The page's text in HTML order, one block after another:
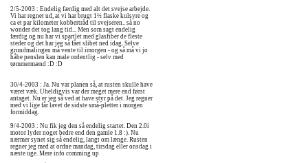
2/5-2003 : Endelig færdig med alt det svejse arbejde.
Vi har regnet ud, at vi har brugt 1½ flaske kulsyre og
ca et par kilometer kobbertråd til svejseren.. så no
wonder det tog lang tid... Men som sagt endelig
færdig og nu har vi spartlet med glasfiber de fleste
steder og det har jeg så fået slibet ned idag. Selve
grundmalingen må vente til imorgen - og så må vi jo
håbe penslen kan male ordentlig - selv med
tømmermænd :D :D
30/4-2003 : Ja. Nu var planen så, at rusten skulle have
været væk. Uheldigvis var der meget mere end først
antaget. Nu er jeg så ved at have styr på det. Jeg regner
med vi lige får lavet de sidste små-pletter i morgen
formiddag.
9/4-2003 : Nu fik jeg den så endelig startet. Den 2.0i
motor lyder noget bedre end den gamle 1.8 :). Nu
nærmer synet sig så endelig, langt om længe. Rusten
regner jeg med at ordne mandag, tirsdag eller onsdag i
næste uge. Mere info comming up